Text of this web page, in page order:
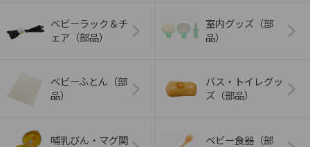
ベビーラック＆チ
ェア（部品）
室内グッズ（部
品）
ベビーふとん（部
品）
バス・トイレグッ
ズ（部品）
哺乳びん・マグ関
ベビー食器（部